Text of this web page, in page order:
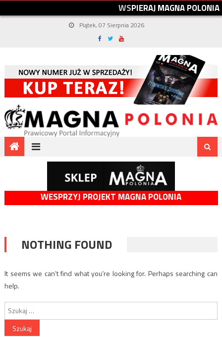
WSPIERAJMAGNAPOLONIA
Piątek, 07 Sierpnia 2026
WESPRZYJ PROJEKT MAGNA POLONIA
NOTHING FOUND
It seems we can’t find what you’re looking for. Perhaps searching can
help.
Szukaj: